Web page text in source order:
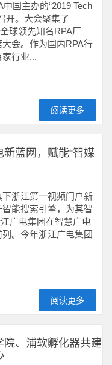
国主办的“2019 Tech
开。大会聚集了
球领先知名RPA厂
会。作为国内RPA行
行业...
阅读更多
蓝网，赋能“智媒
浙江第一视频门户新
能搜索引擎，为其智
广电集团在智慧广电
。今年浙江广电集团
阅读更多
、浦软孵化器共建